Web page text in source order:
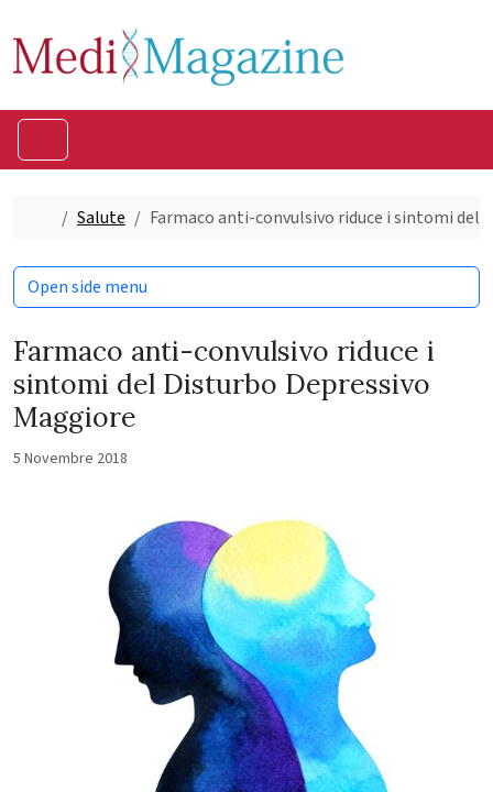
Home
Salute Farmaco anti-convulsivo riduce i sintomi del
Farmaco anti-convulsivo riduce i
sintomi del Disturbo Depressivo
Maggiore
5 Novembre 2018
Open side menu